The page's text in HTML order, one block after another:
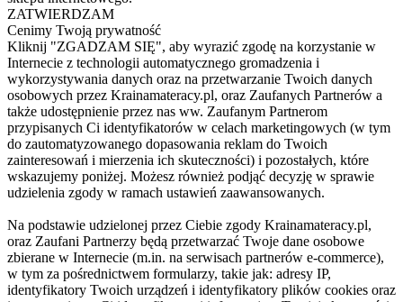
ZATWIERDZAM
Cenimy Twoją prywatność
Kliknij "ZGADZAM SIĘ", aby wyrazić zgodę na korzystanie w
Internecie z technologii automatycznego gromadzenia i
wykorzystywania danych oraz na przetwarzanie Twoich danych
osobowych przez Krainamateracy.pl, oraz Zaufanych Partnerów a
także udostępnienie przez nas ww. Zaufanym Partnerom
przypisanych Ci identyfikatorów w celach marketingowych (w tym
do zautomatyzowanego dopasowania reklam do Twoich
zainteresowań i mierzenia ich skuteczności) i pozostałych, które
wskazujemy poniżej. Możesz również podjąć decyzję w sprawie
udzielenia zgody w ramach ustawień zaawansowanych.
Na podstawie udzielonej przez Ciebie zgody Krainamateracy.pl,
oraz Zaufani Partnerzy będą przetwarzać Twoje dane osobowe
zbierane w Internecie (m.in. na serwisach partnerów e-commerce),
w tym za pośrednictwem formularzy, takie jak: adresy IP,
identyfikatory Twoich urządzeń i identyfikatory plików cookies oraz